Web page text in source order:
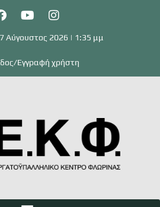
Αύγουστος 2026 | 1:35 μμ
Εγγραφή χρήστη